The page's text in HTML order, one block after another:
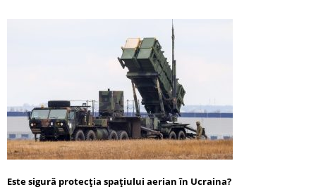
Este sigură protecția spațiului aerian în Ucraina?